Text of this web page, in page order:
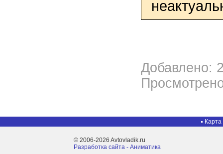
Добавлено:
Карта
© 2006-2026 Avtovladik.ru
Разработка сайта - Aниматика